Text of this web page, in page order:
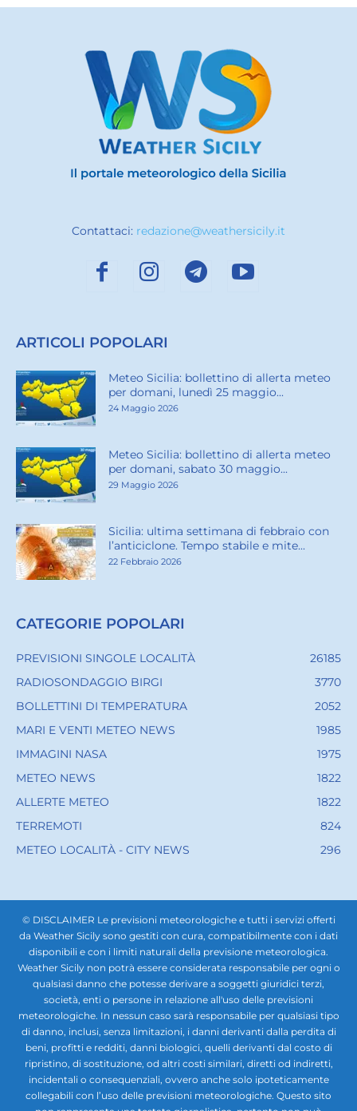
Contattaci: redazione@weathersicily.it
ARTICOLI POPOLARI
Meteo Sicilia: bollettino di allerta meteo
per domani, lunedì 25 maggio...
24 Maggio 2026
Meteo Sicilia: bollettino di allerta meteo
per domani, sabato 30 maggio...
29 Maggio 2026
Sicilia: ultima settimana di febbraio con
l’anticiclone. Tempo stabile e mite...
22 Febbraio 2026
CATEGORIE POPOLARI
PREVISIONI SINGOLE LOCALITÀ
26185
RADIOSONDAGGIO BIRGI
3770
BOLLETTINI DI TEMPERATURA
2052
MARI E VENTI METEO NEWS
1985
IMMAGINI NASA
1975
METEO NEWS
1822
ALLERTE METEO
1822
TERREMOTI
824
METEO LOCALITÀ - CITY NEWS
296
© DISCLAIMER Le previsioni meteorologiche e tutti i servizi offerti
da Weather Sicily sono gestiti con cura, compatibilmente con i dati
disponibili e con i limiti naturali della previsione meteorologica.
Weather Sicily non potrà essere considerata responsabile per ogni o
qualsiasi danno che potesse derivare a soggetti giuridici terzi,
società, enti o persone in relazione all'uso delle previsioni
meteorologiche. In nessun caso sarà responsabile per qualsiasi tipo
di danno, inclusi, senza limitazioni, i danni derivanti dalla perdita di
beni, profitti e redditi, danni biologici, quelli derivanti dal costo di
ripristino, di sostituzione, od altri costi similari, diretti od indiretti,
incidentali o consequenziali, ovvero anche solo ipoteticamente
collegabili con l’uso delle previsioni meteorologiche. Questo sito